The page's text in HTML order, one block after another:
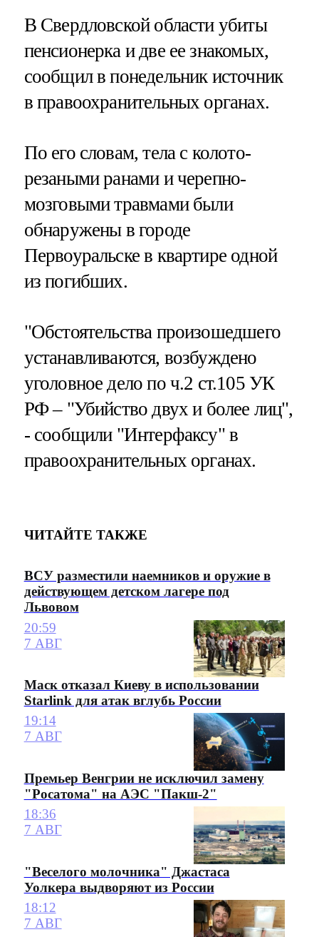
В Свердловской области убиты
пенсионерка и две ее знакомых,
сообщил в понедельник источник
в правоохранительных органах.
По его словам, тела с колото-
резаными ранами и черепно-
мозговыми травмами были
обнаружены в городе
Первоуральске в квартире одной
из погибших.
"Обстоятельства произошедшего
устанавливаются, возбуждено
уголовное дело по ч.2 ст.105 УК
РФ – "Убийство двух и более лиц",
- сообщили "Интерфаксу" в
правоохранительных органах.
ЧИТАЙТЕ ТАКЖЕ
ВСУ разместили наемников и оружие в
действующем детском лагере под
Львовом
20:59
7 АВГ
Маск отказал Киеву в использовании
Starlink для атак вглубь России
19:14
7 АВГ
Премьер Венгрии не исключил замену
"Росатома" на АЭС "Пакш-2"
18:36
7 АВГ
"Веселого молочника" Джастаса
Уолкера выдворяют из России
18:12
7 АВГ